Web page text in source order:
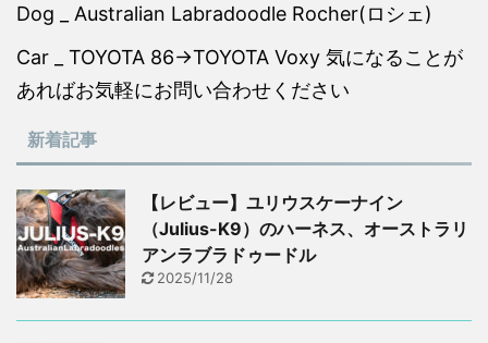
Dog _ Australian Labradoodle Rocher(ロシェ)
Car _ TOYOTA 86→TOYOTA Voxy 気になることが
あればお気軽にお問い合わせください
新着記事
【レビュー】ユリウスケーナイン
（Julius-K9）のハーネス、オーストラリ
アンラブラドゥードル
2025/11/28